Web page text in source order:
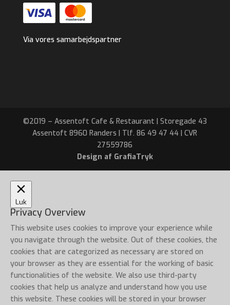
Via vores samarbejdspartner
©2019 – Assentoft Cafe & Restaurant | Storegade 43
Assentoft 8960 Randers | Tlf. 86 49 47 44 | CVR
27559786
Design af GrafiaTryk
Luk
Privacy Overview
This website uses cookies to improve your experience while
you navigate through the website. Out of these cookies, the
cookies that are categorized as necessary are stored on
your browser as they are essential for the working of basic
functionalities of the website. We also use third-party
cookies that help us analyze and understand how you use
this website. These cookies will be stored in your browser